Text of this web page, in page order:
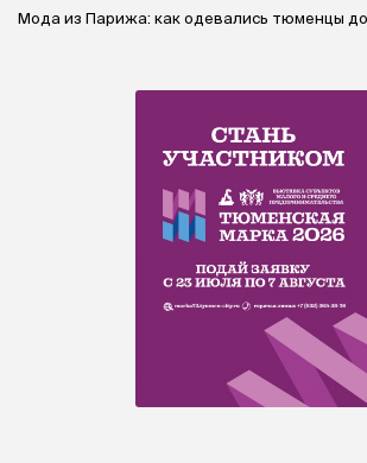
Мода из Парижа: как одевались тюменцы